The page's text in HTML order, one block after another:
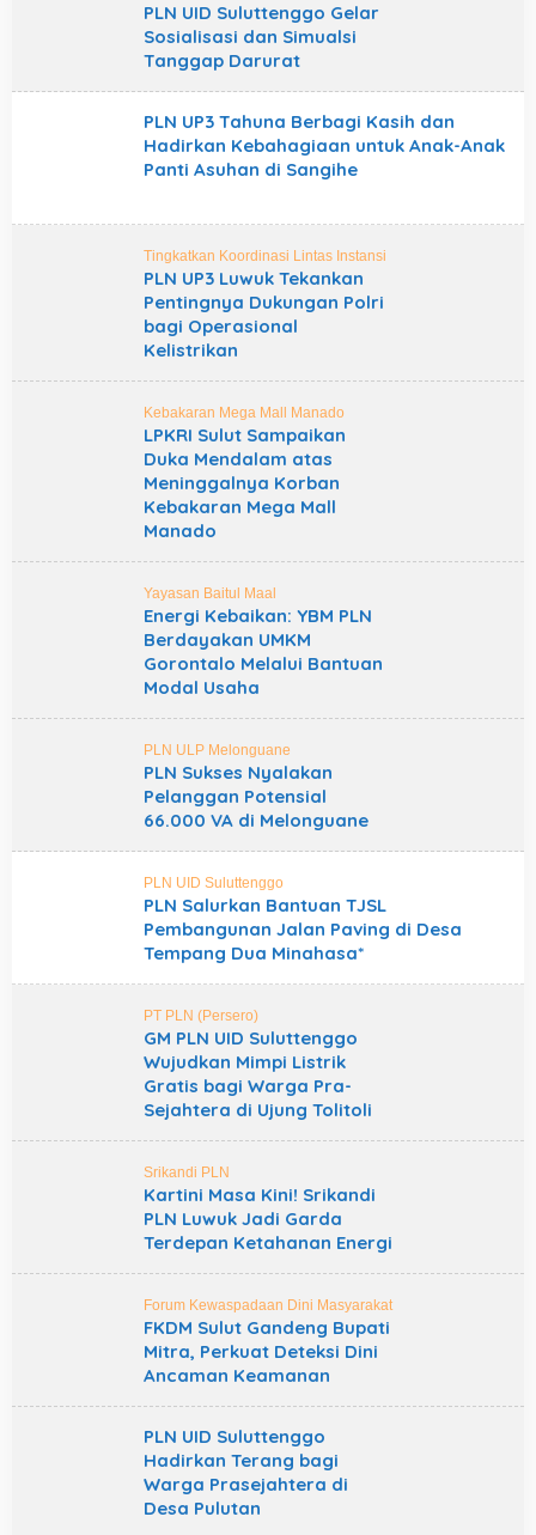
PLN UID Suluttenggo Gelar
Sosialisasi dan Simualsi
Tanggap Darurat
PLN UP3 Tahuna Berbagi Kasih dan
Hadirkan Kebahagiaan untuk Anak-Anak
Panti Asuhan di Sangihe
Tingkatkan Koordinasi Lintas Instansi
PLN UP3 Luwuk Tekankan
Pentingnya Dukungan Polri
bagi Operasional
Kelistrikan
Kebakaran Mega Mall Manado
LPKRI Sulut Sampaikan
Duka Mendalam atas
Meninggalnya Korban
Kebakaran Mega Mall
Manado
Yayasan Baitul Maal
Energi Kebaikan: YBM PLN
Berdayakan UMKM
Gorontalo Melalui Bantuan
Modal Usaha
PLN ULP Melonguane
PLN Sukses Nyalakan
Pelanggan Potensial
66.000 VA di Melonguane
PLN UID Suluttenggo
PLN Salurkan Bantuan TJSL
Pembangunan Jalan Paving di Desa
Tempang Dua Minahasa*
PT PLN (Persero)
GM PLN UID Suluttenggo
Wujudkan Mimpi Listrik
Gratis bagi Warga Pra-
Sejahtera di Ujung Tolitoli
Srikandi PLN
Kartini Masa Kini! Srikandi
PLN Luwuk Jadi Garda
Terdepan Ketahanan Energi
Forum Kewaspadaan Dini Masyarakat
FKDM Sulut Gandeng Bupati
Mitra, Perkuat Deteksi Dini
Ancaman Keamanan
PLN UID Suluttenggo
Hadirkan Terang bagi
Warga Prasejahtera di
Desa Pulutan